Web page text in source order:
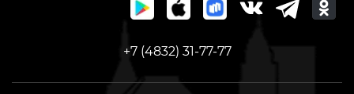
+7 (4832) 31-77-77